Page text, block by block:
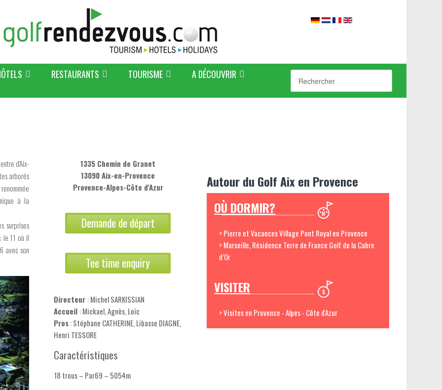
RESTAURANTS TOURISME A DÉCOUVRIR
d'Aix-
arborés
à la
surprises
le 11 où il
avec son
1335 Chemin de Granet
13090 Aix-en-Provence
Provence-Alpes-Côte d'Azur
Demande de départ
Tee time enquiry
Directeur : Michel SARKISSIAN
Accueil : Mickael, Agnès, Loïc
Pros: Stéphane CATHERINE, Libasse DIAGNE,
Henri TESSORE
Caractéristiques
18 trous – Par69 – 5054m
Autour du Golf Aix en Provence
OÙ DORMIR?
> Pierre et Vacances Village Pont Royal en Provence
> Marseille, Résidence Terre de France Golf de la Cabre
d’Or
VISITER
> Visites en Provence - Alpes - Côte d'Azur